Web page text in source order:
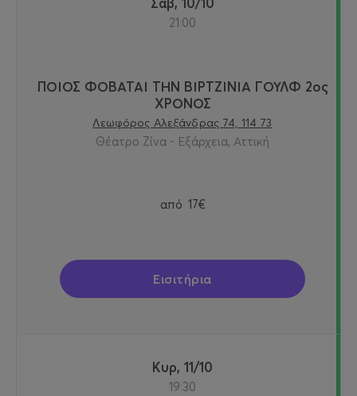
21:00
ΠΟΙΟΣ ΦΟΒΑΤΑΙ ΤΗΝ ΒΙΡΤΖΙΝΙΑ ΓΟΥΛΦ 2ος
ΧΡΟΝΟΣ
Λεωφόρος Αλεξάνδρας 74, 114 73
Θέατρο Ζίνα - Εξάρχεια, Αττική
από 17€
Εισιτήρια
Κυρ, 11/10
19:30